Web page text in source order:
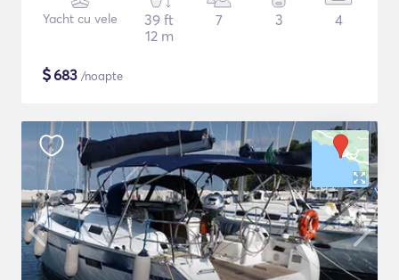
Yacht cu vele
39 ft
12 m
7 3 4
$683 /noapte